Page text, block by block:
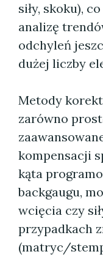
siły, skoku),
analizę
odchyleń
dużej liczby
Metody
zarówno
kompensacji
kąta
backgaugu,
wcięcia czy
przypadkach
(matryc/